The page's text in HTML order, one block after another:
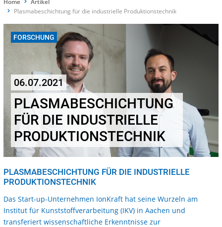
Plasmabeschichtung für die industrielle Produktionstechnik
FORSCHUNG
06.07.2021
PLASMABESCHICHTUNG
FÜR DIE INDUSTRIELLE
PRODUKTIONSTECHNIK
PLASMABESCHICHTUNG FÜR DIE INDUSTRIELLE
PRODUKTIONSTECHNIK
Das Start-up-Unternehmen IonKraft hat seine Wurzeln am
Institut für Kunststoffverarbeitung (IKV) in Aachen und
transferiert wissenschaftliche Erkenntnisse zur